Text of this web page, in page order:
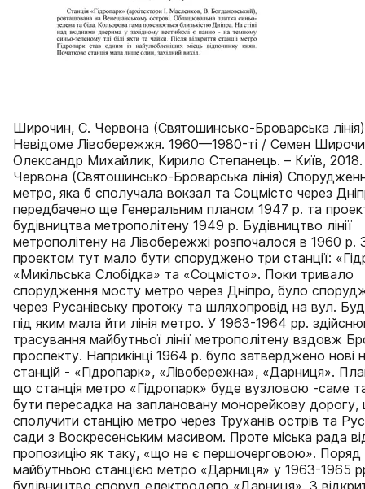
Широчин, С. Червона (Святошинсько-Броварська
Невідоме Лівобережжя. 1960—1980-ті / Семен
Олександр Михайлик, Кирило Степанець. – Київ, 2018.
Червона (Святошинсько-Броварська лінія)
метро, яка б сполучала вокзал та Соцмісто через
передбачено ще Генеральним планом 1947 р. та
будівництва метрополітену 1949 р. Будівництво лінії
метрополітену на Лівобережжі розпочалося в 1960
проектом тут мало бути споруджено три станції:
«Микільська Слобідка» та «Соцмісто». Поки тривало
спорудження мосту метро через Дніпро, було
через Русанівську протоку та шляхопровід на вул.
під яким мала йти лінія метро. У 1963-1964 рр.
трасування майбутньої лінії метрополітену вздовж
проспекту. Наприкінці 1964 р. було затверджено нові
станцій - «Гідропарк», «Лівобережна», «Дарниця».
що станція метро «Гідропарк» буде вузловою -саме
бути пересадка на заплановану монорейкову
сполучити станцію метро через Труханів острів та
сади з Воскресенським масивом. Проте міська рада
пропозицію як таку, «що не є першочерговою». Поряд
майбутньою станцією метро «Дарниця» у 1963-1965
будівництво споруд електродепо «Дарниця». З